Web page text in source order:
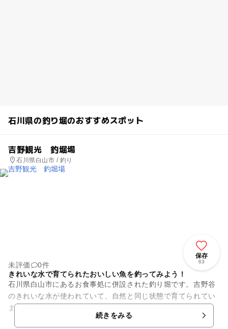
石川県の釣り堀のおすすめスポット
吉野観光 釣堀場
石川県白山市 / 釣り
保存
63
未評価
0件
きれいな水で育てられたおいしい魚を釣ってみよう！
石川県白山市にあるお食事処に併設された釣り堀です。吉野谷
のきれいな水が使われていて、自然と同じ状態で育てられてい
ます。魚種はイワナ、ニジマス、大マスです。釣った魚はすべ
て買い取りになります。ニジ...続きをみる